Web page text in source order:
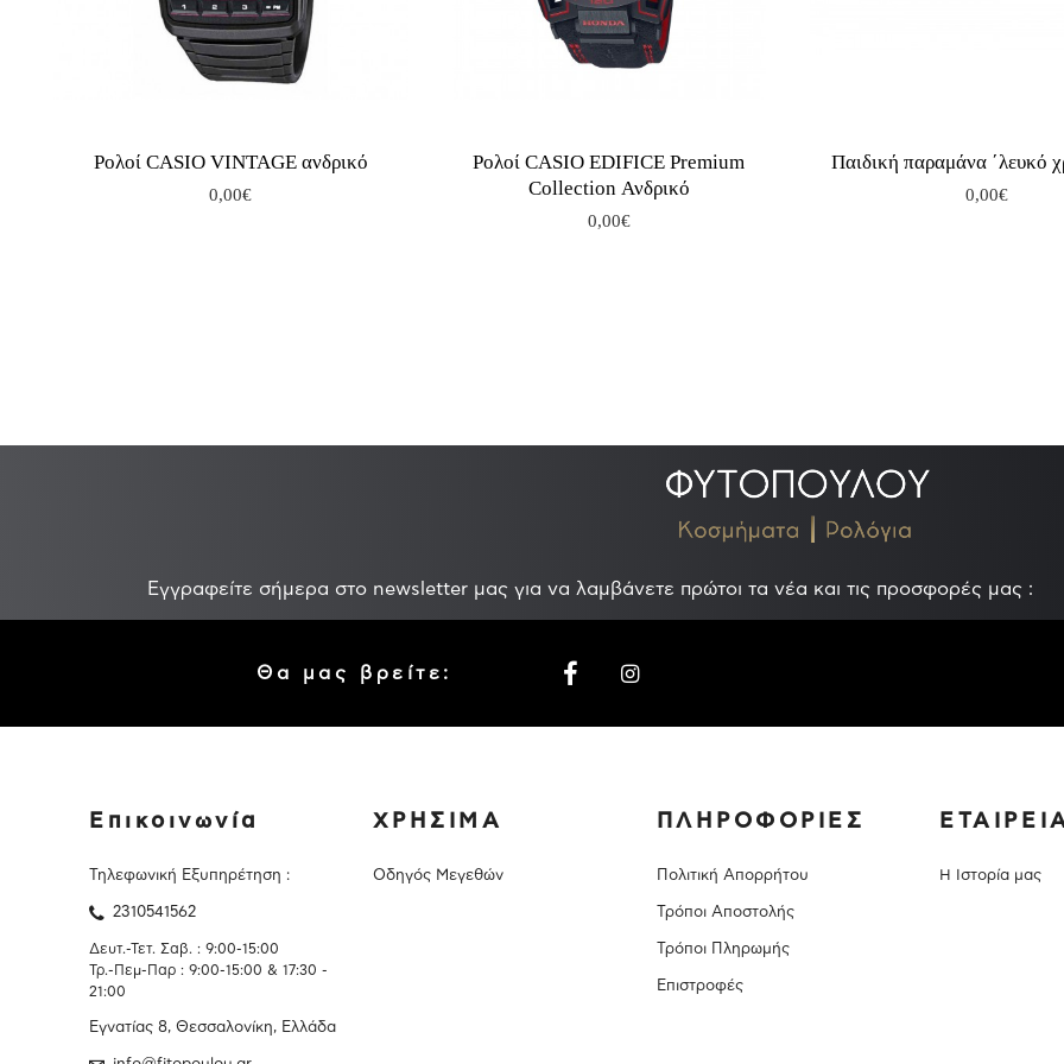
Ρολοί CASIO VINTAGE ανδρικό
0,00€
Ρολοί CASIO EDIFICE Premium
Collection Ανδρικό
0,00€
Παιδική παραμάνα ΄λευκό
0,00€
Εγγραφείτε σήμερα στο newsletter μας για να λαμβάνετε πρώτοι τα νέα και τις προσφορές μας :
Θα μας βρείτε:
Επικοινωνία
Τηλεφωνική Εξυπηρέτηση :
2310541562
Δευτ.-Τετ. Σαβ. : 9:00-15:00
Τρ.-Πεμ-Παρ : 9:00-15:00 & 17:30 -
21:00
Εγνατίας 8, Θεσσαλονίκη, Ελλάδα
ΧΡΗΣΙΜΑ
Οδηγός Μεγεθών
ΠΛΗΡΟΦΟΡΙΕΣ
Πολιτική Απορρήτου
Τρόποι Αποστολής
Τρόποι Πληρωμής
Επιστροφές
Η Ιστορία μας